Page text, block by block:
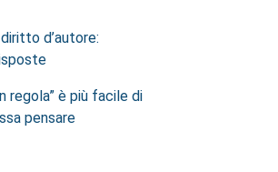
d’autore:
regola” è più facile di
pensare